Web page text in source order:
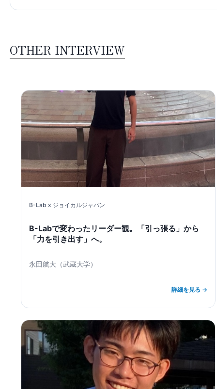
OTHER INTERVIEW
B-Lab x ジョイカルジャパン
B-Labで変わったリーダー観。「引っ張る」から
「力を引き出す」へ。
永田航大 （武蔵大学）
詳細を見る →